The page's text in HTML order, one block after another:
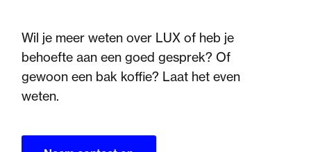
Wil je meer weten over LUX of heb je
behoefte aan een goed gesprek? Of
gewoon een bak koffie? Laat het even
weten.